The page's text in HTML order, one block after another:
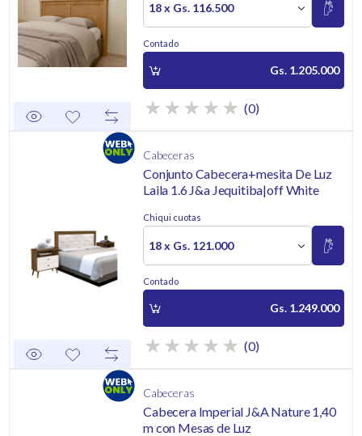
18 x Gs. 116.500
Contado
Gs. 1.205.000
(0)
Cabeceras
Conjunto Cabecera+mesita De Luz
Laila 1.6 J&a Jequitiba|off White
Chiqui cuotas
18 x Gs. 121.000
Contado
Gs. 1.249.000
(0)
Cabeceras
Cabecera Imperial J&A Nature 1,40
m con Mesas de Luz